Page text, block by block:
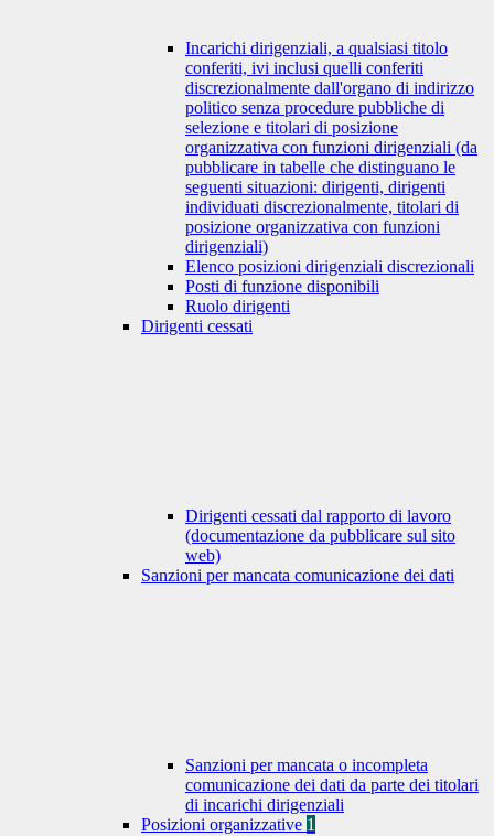
Incarichi dirigenziali, a qualsiasi titolo
conferiti, ivi inclusi quelli conferiti
discrezionalmente dall'organo di indirizzo
politico senza procedure pubbliche di
selezione e titolari di posizione
organizzativa con funzioni dirigenziali (da
pubblicare in tabelle che distinguano le
seguenti situazioni: dirigenti, dirigenti
individuati discrezionalmente, titolari di
posizione organizzativa con funzioni
dirigenziali)
Elenco posizioni dirigenziali discrezionali
Posti di funzione disponibili
Ruolo dirigenti
Dirigenti cessati
Dirigenti cessati dal rapporto di lavoro
(documentazione da pubblicare sul sito
web)
Sanzioni per mancata comunicazione dei dati
Sanzioni per mancata o incompleta
comunicazione dei dati da parte dei titolari
di incarichi dirigenziali
Posizioni organizzative 1